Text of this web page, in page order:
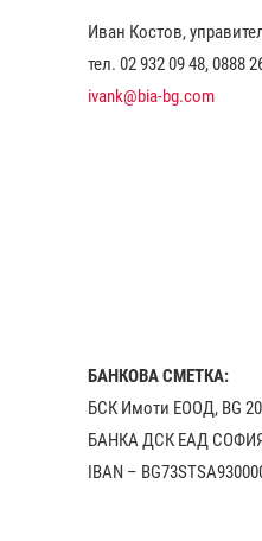
Иван Костов,
тел. 02 932 09 48, 0888
ivank@bia-bg.com
БАНКОВА СМЕТКА:
БСК Имоти ЕООД, BG
БАНКА ДСК EАД СОФИЯ
IBAN –